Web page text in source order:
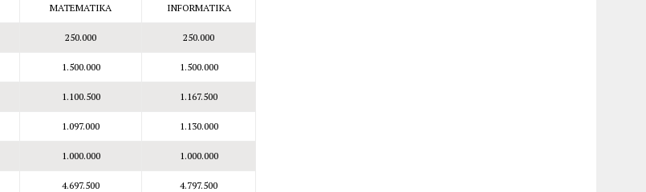
MATEMATIKA INFORMATIKA
250.000 250.000
1.500.000 1.500.000
1.100.500 1.167.500
1.097.000 1.130.000
1.000.000 1.000.000
4.697.500 4.797.500